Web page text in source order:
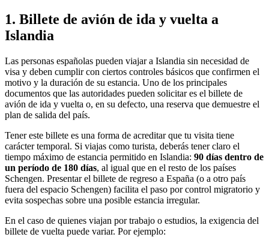
1. Billete de avión de ida y vuelta a
Islandia
Las personas españolas pueden viajar a Islandia sin necesidad de
visa y deben cumplir con ciertos controles básicos que confirmen el
motivo y la duración de su estancia. Uno de los principales
documentos que las autoridades pueden solicitar es el billete de
avión de ida y vuelta o, en su defecto, una reserva que demuestre el
plan de salida del país.
Tener este billete es una forma de acreditar que tu visita tiene
carácter temporal. Si viajas como turista, deberás tener claro el
tiempo máximo de estancia permitido en Islandia: 90 días dentro de
un período de 180 días, al igual que en el resto de los países
Schengen. Presentar el billete de regreso a España (o a otro país
fuera del espacio Schengen) facilita el paso por control migratorio y
evita sospechas sobre una posible estancia irregular.
En el caso de quienes viajan por trabajo o estudios, la exigencia del
billete de vuelta puede variar. Por ejemplo: